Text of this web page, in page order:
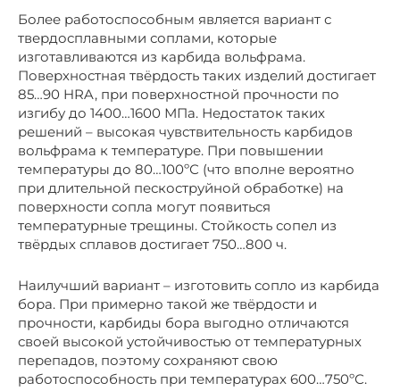
Более работоспособным является вариант с
твердосплавными соплами, которые
изготавливаются из карбида вольфрама.
Поверхностная твёрдость таких изделий достигает
85…90 HRA, при поверхностной прочности по
изгибу до 1400…1600 МПа. Недостаток таких
решений – высокая чувствительность карбидов
вольфрама к температуре. При повышении
температуры до 80…100ºС (что вполне вероятно
при длительной пескоструйной обработке) на
поверхности сопла могут появиться
температурные трещины. Стойкость сопел из
твёрдых сплавов достигает 750…800 ч.
Наилучший вариант – изготовить сопло из карбида
бора. При примерно такой же твёрдости и
прочности, карбиды бора выгодно отличаются
своей высокой устойчивостью от температурных
перепадов, поэтому сохраняют свою
работоспособность при температурах 600…750ºС.